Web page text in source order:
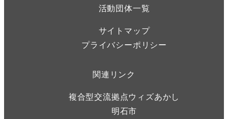
活動団体一覧
サイトマップ
プライバシーポリシー
関連リンク
複合型交流拠点ウィズあかし
明石市